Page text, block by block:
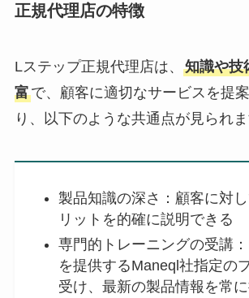
正規代理店の特徴
Lステップ正規代理店は、 知識や技
富で、顧客に適切なサービスを提
り、以下のような共通点が見られま
製品知識の深さ：顧客に対
リットを的確に説明できる
専門的トレーニングの受講
を提供するManeql社指定の
受け、最新の製品情報を常